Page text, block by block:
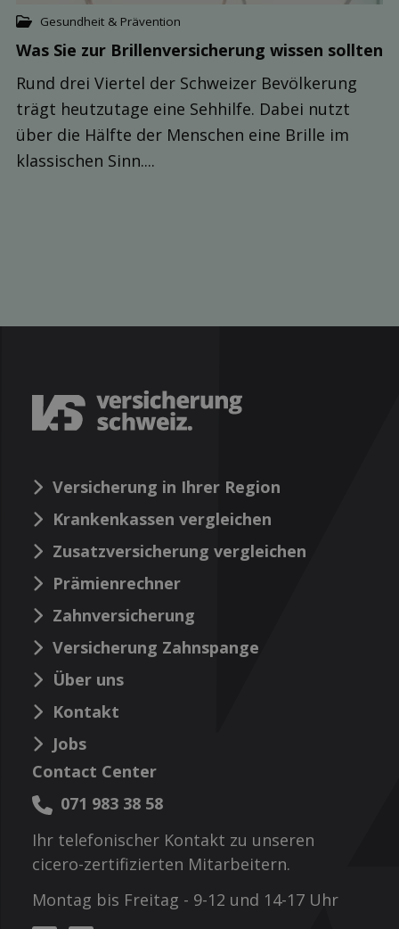
Gesundheit & Prävention
Was Sie zur Brillen­versicherung wissen sollten
Rund drei Viertel der Schweizer Bevölkerung
trägt heutzutage eine Sehhilfe. Dabei nutzt
über die Hälfte der Menschen eine Brille im
klassischen Sinn....
Versicherung in Ihrer Region
Krankenkassen vergleichen
Zusatzversicherung vergleichen
Prämienrechner
Zahnversicherung
Versicherung Zahnspange
Über uns
Kontakt
Jobs
Contact Center
071 983 38 58
Ihr telefonischer Kontakt zu unseren
cicero-zertifizierten Mitarbeitern.
Montag bis Freitag - 9-12 und 14-17 Uhr